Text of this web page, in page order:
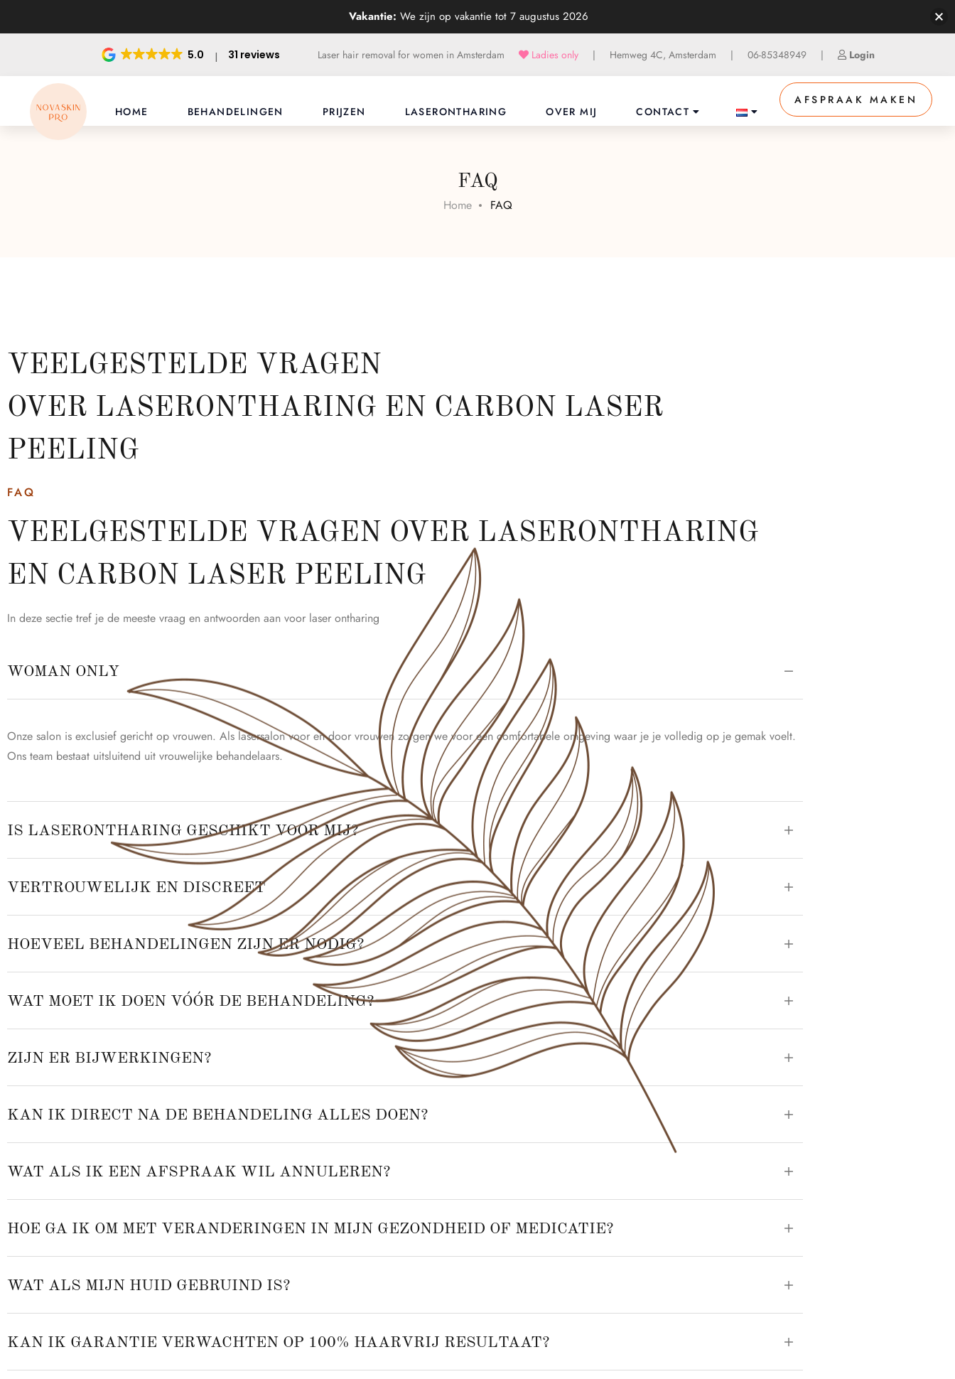
5.0 31 reviews Laser hair removal for women in Amsterdam Ladies only | Hemweg 4C, Amsterdam | 06-85348949 | Login
HOME BEHANDELINGEN PRIJZEN LASERONTHARING OVER MIJ CONTACT
AFSPRAAK MAKEN
FAQ
Home FAQ
VEELGESTELDE VRAGEN
OVER LASERONTHARING EN CARBON LASER
PEELING
FAQ
VEELGESTELDE VRAGEN OVER LASERONTHARING
EN CARBON LASER PEELING
In deze sectie tref je de meeste vraag en antwoorden aan voor laser ontharing
WOMAN ONLY
Onze salon is exclusief gericht op vrouwen. Als lasersalon voor en door vrouwen zorgen we voor een comfortabele omgeving waar je je volledig op je gemak voelt.
Ons team bestaat uitsluitend uit vrouwelijke behandelaars.
IS LASERONTHARING GESCHIKT VOOR MIJ?
VERTROUWELIJK EN DISCREET
HOEVEEL BEHANDELINGEN ZIJN ER NODIG?
WAT MOET IK DOEN VÓÓR DE BEHANDELING?
ZIJN ER BIJWERKINGEN?
KAN IK DIRECT NA DE BEHANDELING ALLES DOEN?
WAT ALS IK EEN AFSPRAAK WIL ANNULEREN?
HOE GA IK OM MET VERANDERINGEN IN MIJN GEZONDHEID OF MEDICATIE?
WAT ALS MIJN HUID GEBRUIND IS?
KAN IK GARANTIE VERWACHTEN OP 100% HAARVRIJ RESULTAAT?
Vakantie: We zijn op vakantie tot 7 augustus 2026